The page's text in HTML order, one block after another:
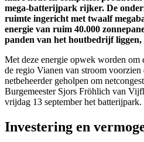
mega-batterijpark rijker. De
ruimte ingericht met twaalf
energie van ruim 40.000
panden van het houtbedrijf liggen,
Met deze energie opwek worden om
de regio Vianen van stroom
netbeheerder geholpen om
Burgemeester Sjors Fröhlich van
vrijdag 13 september het batterijpark.
Investering en